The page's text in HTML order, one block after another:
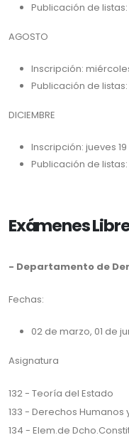
Publicación de
AGOSTO
Inscripción:
Publicación de
DICIEMBRE
Inscripción: jueves
Publicación de
Exámenes
- Departamento de
Fechas:
02 de marzo, 01 de
Asignatura
132 - Teoría del Estado
133 - Derechos Humanos
134 - Elem.de